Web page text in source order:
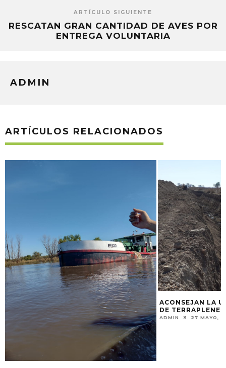
ARTÍCULO SIGUIENTE
RESCATAN GRAN CANTIDAD DE AVES POR
ENTREGA VOLUNTARIA
ADMIN
ARTÍCULOS RELACIONADOS
ACONSEJAN LA URGENTE ELIMINACIÓN
DE TERRAPLENES EN EL DELTA
27 MAYO, 2023
“ALGO EN EL
TEATRO PARA
CONVERSAR
ADMIN 21 JULIO,